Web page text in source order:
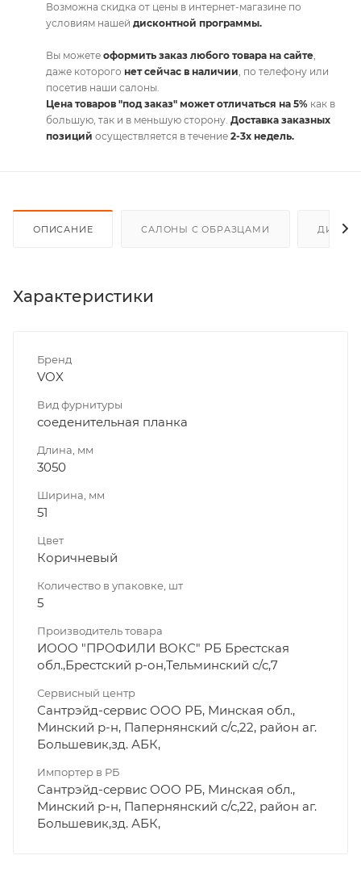
Возможна скидка от цены в интернет-магазине по
условиям нашей дисконтной программы.
Вы можете оформить заказ любого товара на сайте,
даже которого нет сейчас в наличии, по телефону или
посетив наши салоны.
Цена товаров "под заказ" может отличаться на 5% как в
большую, так и в меньшую сторону. Доставка заказных
позиций осуществляется в течение 2-3х недель.
ОПИСАНИЕ САЛОНЫ С ОБРАЗЦАМИ
Характеристики
Бренд
VOX
Вид фурнитуры
соеденительная планка
Длина, мм
3050
Ширина, мм
51
Цвет
Коричневый
Количество в упаковке, шт
5
Производитель товара
ИООО "ПРОФИЛИ ВОКС" РБ Брестская
обл.,Брестский р-он,Тельминский с/с,7
Сервисный центр
Сантрэйд-сервис ООО РБ, Минская обл.,
Минский р-н, Папернянский с/с,22, район аг.
Большевик,зд. АБК,
Импортер в РБ
Сантрэйд-сервис ООО РБ, Минская обл.,
Минский р-н, Папернянский с/с,22, район аг.
Большевик,зд. АБК,